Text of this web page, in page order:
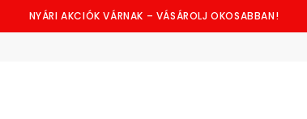
NYÁRI AKCIÓK VÁRNAK – VÁSÁROLJ OKOSABBAN!